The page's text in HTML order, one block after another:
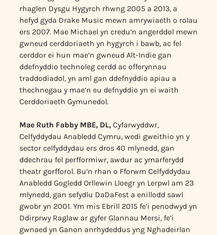
rhaglen Dysgu Hygyrch rhwng 2005 a 2013, a
hefyd gyda Drake Music mewn amrywiaeth o rolau
ers 2007. Mae Michael yn credu’n angerddol mewn
gwneud cerddoriaeth yn hygyrch i bawb, ac fel
cerddor ei hun mae’n gwneud Alt-Indie gan
ddefnyddio technoleg cerdd ac offerynnau
traddodiadol, yn aml gan ddefnyddio apiau a
thechnegau y mae’n eu defnyddio yn ei waith
Cerddoriaeth Gymunedol.
Mae Ruth Fabby MBE, DL, Cyfarwyddwr,
Celfyddydau Anabledd Cymru, wedi gweithio yn y
sector celfyddydau ers dros 40 mlynedd, gan
ddechrau fel perfformiwr, awdur ac ymarferydd
theatr gorfforol. Bu’n rhan o Fforwm Celfyddydau
Anabledd Gogledd Orllewin Lloegr yn Lerpwl am 23
mlynedd, gan sefydlu DaDaFest a enillodd sawl
gwobr yn 2001. Ym mis Ebrill 2015 fe’i penodwyd yn
Ddirprwy Raglaw ar gyfer Glannau Mersi, fe’i
gwnaed yn Ganon anrhydeddus yng Nghadeirlan